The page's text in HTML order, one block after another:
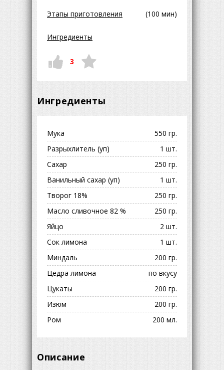
Этапы приготовления (100 мин)
Ингредиенты
3
Ингредиенты
Мука
550 гр.
Разрыхлитель (уп)
1 шт.
Сахар
250 гр.
Ванильный сахар (уп)
1 шт.
Творог 18%
250 гр.
Масло сливочное 82 %
250 гр.
Яйцо
2 шт.
Сок лимона
1 шт.
Миндаль
200 гр.
Цедра лимона
по вкусу
Цукаты
200 гр.
Изюм
200 гр.
Ром
200 мл.
Описание